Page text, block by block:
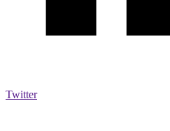
Twitter